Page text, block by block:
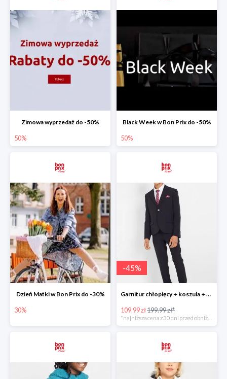
Zimowa wyprzedaż do -50%
50%
Black Week w Bon Prix do -50%
50%
Dzień Matki w Bon Prix do -30%
30%
-45%
Garnitur chłopięcy + koszula + krawat (4 części) -45%
109.99 zł199.99 zł*
*najniższa cena z 30 dni przed obniżką